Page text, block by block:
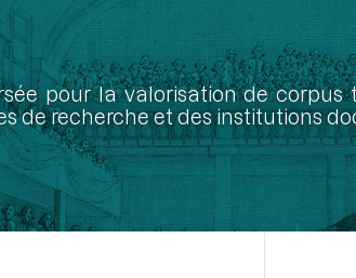
pour la valorisation de
de recherche et des institutions